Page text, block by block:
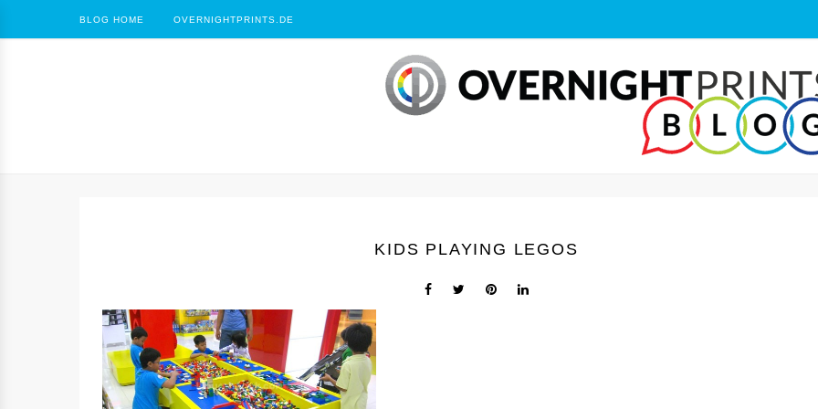
BLOG HOME OVERNIGHTPRINTS.DE
KIDS PLAYING LEGOS